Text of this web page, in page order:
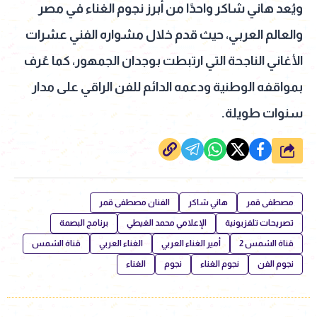
ويُعد هاني شاكر واحدًا من أبرز نجوم الغناء في مصر
والعالم العربي، حيث قدم خلال مشواره الفني عشرات
الأغاني الناجحة التي ارتبطت بوجدان الجمهور، كما عُرف
بمواقفه الوطنية ودعمه الدائم للفن الراقي على مدار
سنوات طويلة.
شارك
مصطفى قمر هاني شاكر الفنان مصطفى قمر
تصريحات تلفزيونية الإعلامي محمد الغيطي برنامج البصمة
قناة الشمس 2 أمير الغناء العربي الغناء العربي قناة الشمس
نجوم الفن نجوم الغناء نجوم الغناء